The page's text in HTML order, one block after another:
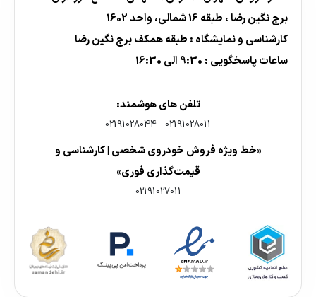
برج نگین رضا ، طبقه 16 شمالی، واحد 1602
کارشناسی و نمایشگاه : طبقه همکف برج نگین رضا
ساعات پاسخگویی : 9:30 الی 16:30
تلفن های هوشمند:
02191028011
-
02191028044
«خط ویژه فروش خودروی شخصی | کارشناسی و
قیمت‌گذاری فوری»
02191027011